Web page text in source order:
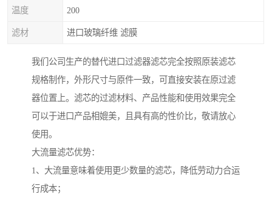
温度 200
滤材 进口玻璃纤维 滤膜
我们公司生产的替代进口过滤器滤芯完全按照原装滤芯
规格制作，外形尺寸与原件一致，可直接安装在原过滤
器位置上。滤芯的过滤材料、产品性能和使用效果完全
可以于进口产品相媲美，且具有高的性价比，敬请放心
使用。
大流量滤芯优势：
1、大流量意味着使用更少数量的滤芯，降低劳动力合运
行成本；